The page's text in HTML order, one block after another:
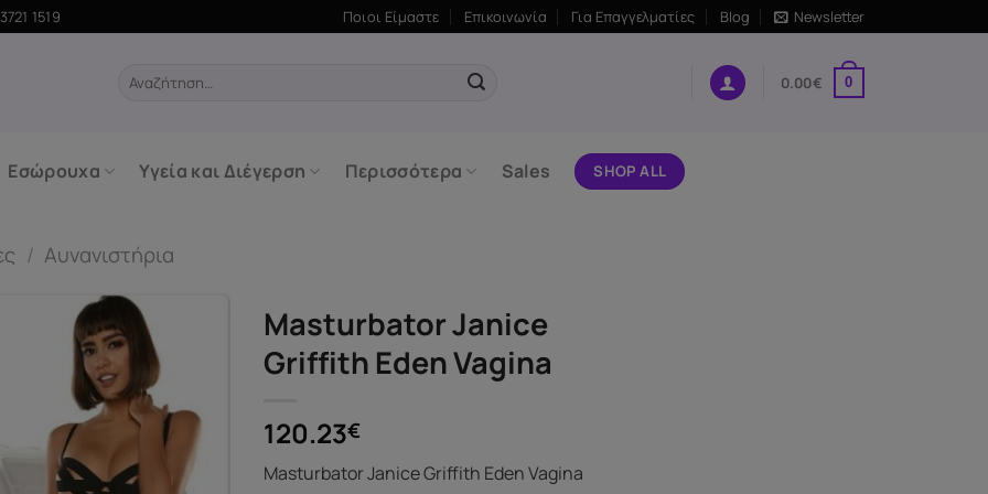
1519 Ποιοι Είμαστε Επικοινωνία Για Επαγγελματίες Blog Newsletter
Αναζήτηση
0.00€ 0
Εσώρουχα Υγεία και Διέγερση Περισσότερα Sales SHOP ALL
/ Αυνανιστήρια
Masturbator Janice
Griffith Eden Vagina
120.23€
Masturbator Janice Griffith Eden Vagina